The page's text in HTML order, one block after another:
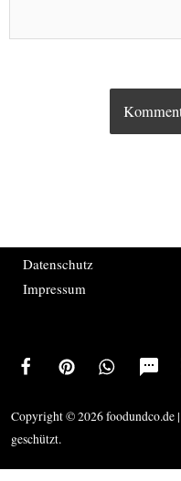
Datenschutz
Impressum
Copyright © 2026 foodundco.de
geschützt.